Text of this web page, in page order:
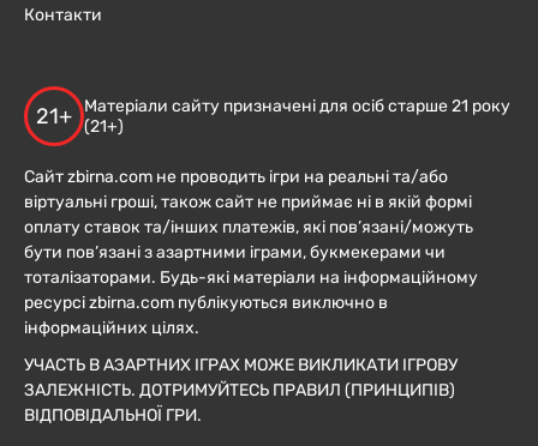
Контакти
21+
Матеріали сайту призначені для осіб старше 21 року
(21+)
Сайт zbirna.com не проводить ігри на реальні та/або
віртуальні гроші, також сайт не приймає ні в якій формі
оплату ставок та/інших платежів, які пов’язані/можуть
бути пов’язані з азартними іграми, букмекерами чи
тоталізаторами. Будь-які матеріали на інформаційному
ресурсі zbirna.com публікуються виключно в
інформаційних цілях.
УЧАСТЬ В АЗАРТНИХ ІГРАХ МОЖЕ ВИКЛИКАТИ ІГРОВУ
ЗАЛЕЖНІСТЬ. ДОТРИМУЙТЕСЬ ПРАВИЛ (ПРИНЦИПІВ)
ВІДПОВІДАЛЬНОЇ ГРИ.